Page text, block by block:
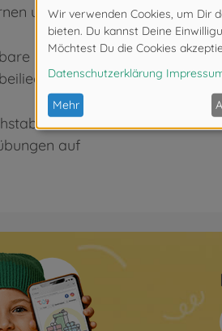
und
Fläche lässt
und
auf